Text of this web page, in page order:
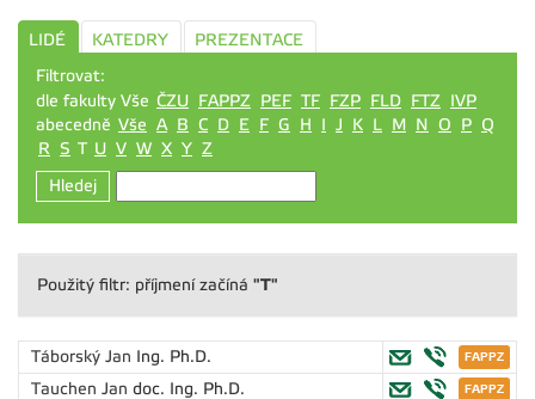
LIDÉ KATEDRY
PREZENTACE
Filtrovat:
dle fakulty Vše ČZU FAPPZ PEF TF FZP FLD FTZ IVP
abecedně Vše A B C D E F G H I J K L M N O P Q
R S T U V W X Y Z
Hledej
Použitý filtr: příjmení začíná "T"
Táborský Jan Ing. Ph.D.
Tauchen Jan doc. Ing. Ph.D.